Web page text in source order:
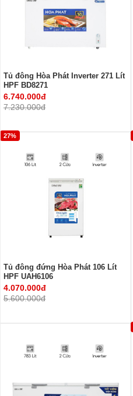
Tủ đông Hòa Phát Inverter 271 Lít
HPF BD8271
6.740.000đ
7.230.000đ
27%
Tủ đông đứng Hòa Phát 106 Lít
HPF UAH6106
4.070.000đ
5.600.000đ